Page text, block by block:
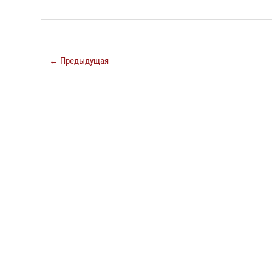
← Предыдущая